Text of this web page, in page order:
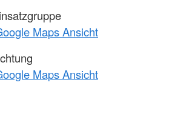
Maps Ansicht
Maps Ansicht